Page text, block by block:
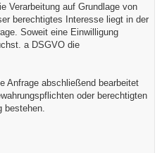
Verarbeitung auf Grundlage von
berechtigtes Interesse liegt in der
Soweit eine Einwilligung
a DSGVO die
Anfrage abschließend bearbeitet
oder berechtigten
bestehen.